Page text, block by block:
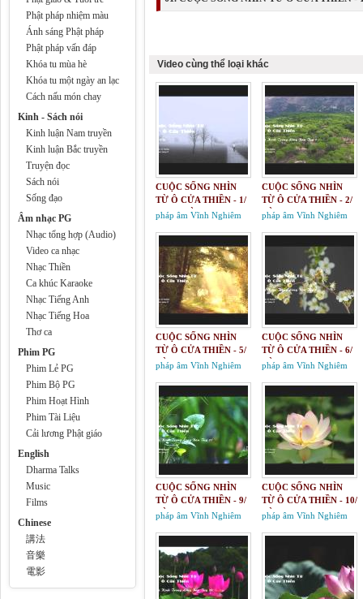
Phật pháp nhiệm màu
Ánh sáng Phật pháp
Phật pháp vấn đáp
Khóa tu mùa hè
Khóa tu một ngày an lạc
Cách nấu món chay
Kinh - Sách nói
Kinh luận Nam truyền
Kinh luận Bắc truyền
Truyện đọc
Sách nói
Sống đạo
Âm nhạc PG
Nhạc tổng hợp (Audio)
Video ca nhạc
Nhạc Thiền
Ca khúc Karaoke
Nhạc Tiếng Anh
Nhạc Tiếng Hoa
Thơ ca
Phim PG
Phim Lẻ PG
Phim Bộ PG
Phim Hoạt Hình
Phim Tài Liệu
Cải lương Phật giáo
English
Dharma Talks
Music
Films
Chinese
講法
音樂
電影
Video cùng thể loại khác
CUỘC SỐNG NHÌN
TỪ Ô CỬA THIỀN - 1/
THAY LỜI TỰA
pháp âm Vĩnh Nghiêm
CUỘC SỐNG NHÌN
TỪ Ô CỬA THIỀN - 2/
LỜI KINH TRONG
pháp âm Vĩnh Nghiêm
CUỘC SỐNG NHÌN
TỪ Ô CỬA THIỀN - 5/
LỜI KINH TRONG
pháp âm Vĩnh Nghiêm
CUỘC SỐNG NHÌN
TỪ Ô CỬA THIỀN - 6/
LỜI KINH TRONG
pháp âm Vĩnh Nghiêm
CUỘC SỐNG NHÌN
TỪ Ô CỬA THIỀN - 9/
LỜI KINH TRONG
11
pháp âm Vĩnh Nghiêm
CUỘC SỐNG NHÌN
TỪ Ô CỬA THIỀN - 10/
LỜI KINH TRONG
13
pháp âm Vĩnh Nghiêm